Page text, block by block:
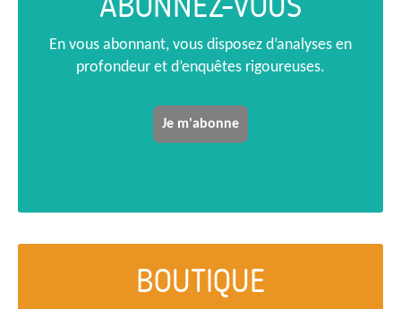
En vous abonnant, vous disposez d’analyses en
profondeur et d’enquêtes rigoureuses.
Je m'abonne
BOUTIQUE